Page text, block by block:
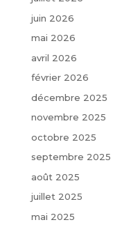
juin 2026
mai 2026
avril 2026
février 2026
décembre 2025
novembre 2025
octobre 2025
septembre 2025
août 2025
juillet 2025
mai 2025